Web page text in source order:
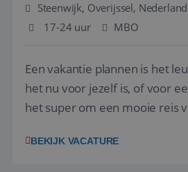
Steenwijk, Overijssel, Nederland
17-24 uur
MBO
Een vakantie plannen is het
het nu voor jezelf is, of voor
het super om een mooie reis
vakantiegangers de meest
BEKIJK VACATURE